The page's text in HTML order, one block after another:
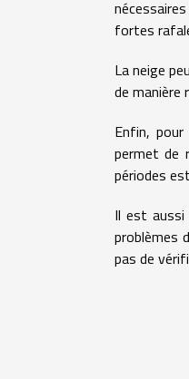
fortes
La neige
de manière
Enfin,
permet de
périodes
Il est aussi
problèmes
pas de